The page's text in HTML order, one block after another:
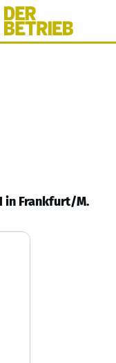
in Frankfurt/M.